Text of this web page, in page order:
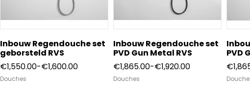
Inbouw Regendouche set
geborsteld RVS
€1,550.00-€1,600.00Prijsklasse:
€1,550.00
Douches
Inbouw Regendouche set
PVD Gun Metal RVS
€1,865.00-€1,920.00Prijsklasse:
Douches
PVD
€